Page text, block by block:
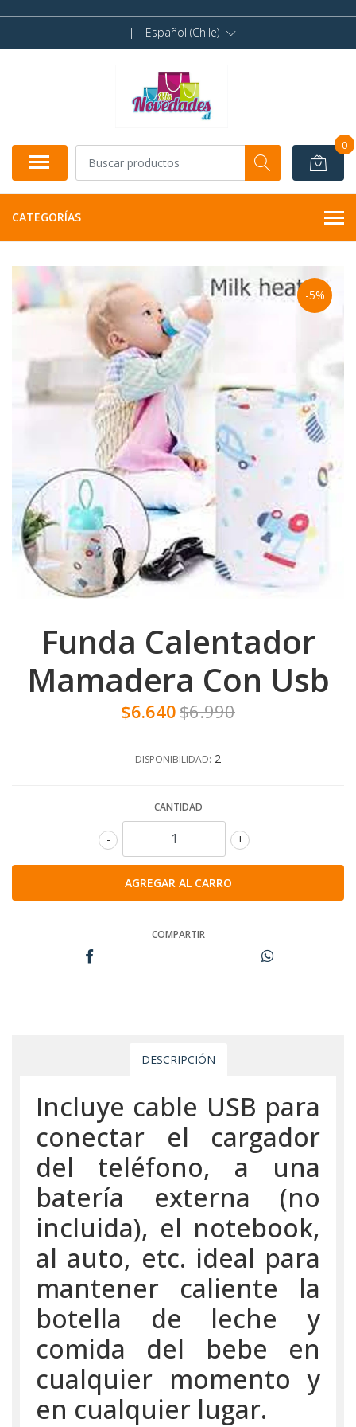
| Español (Chile)
0
CATEGORÍAS
-5%
Funda Calentador
Mamadera Con Usb
$6.640$6.990
DISPONIBILIDAD: 2
CANTIDAD
+
-
COMPARTIR
DESCRIPCIÓN
Incluye cable USB para
conectar el cargador
del teléfono, a una
batería externa (no
incluida), el notebook,
al auto, etc. ideal para
mantener caliente la
botella de leche y
comida del bebe en
cualquier momento y
en cualquier lugar.